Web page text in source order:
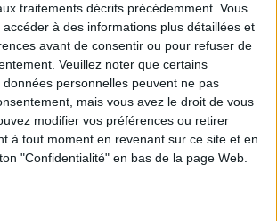
traitements décrits précédemment. Vous
à des informations plus détaillées et
avant de consentir ou pour refuser de
Veuillez noter que certains
personnelles peuvent ne pas
mais vous avez le droit de vous
modifier vos préférences ou retirer
à tout moment en revenant sur ce site et en
"Confidentialité" en bas de la page Web.